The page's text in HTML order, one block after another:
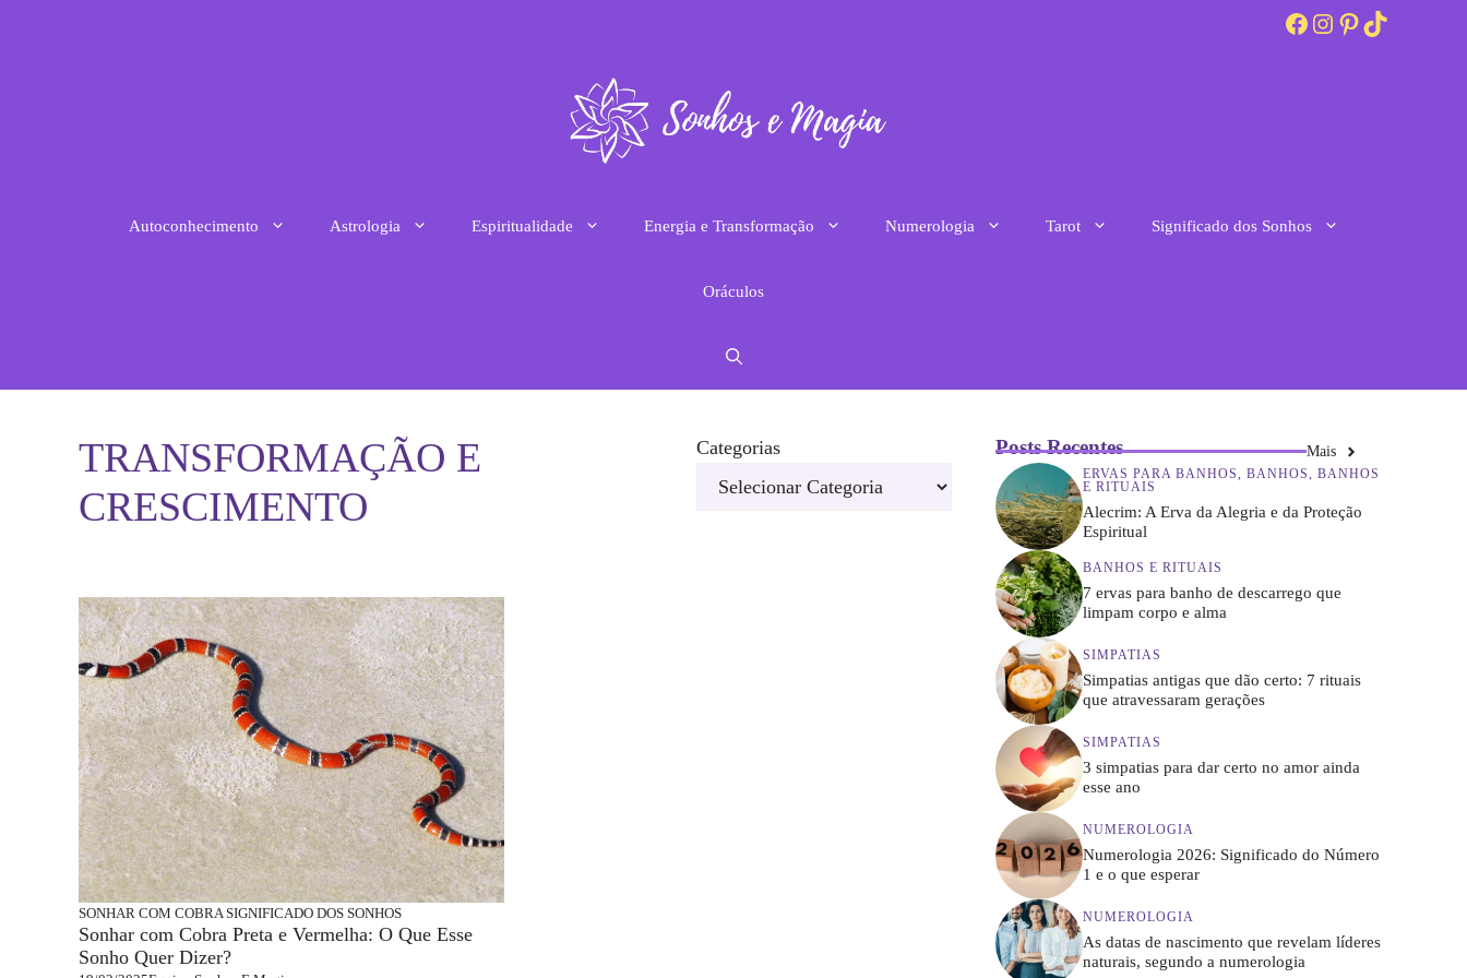
Facebook
Instagram
Pinterest
TikTok
Autoconhecimento Astrologia Espiritualidade Energia e Transformação Numerologia Tarot Significado dos Sonhos
Oráculos
TRANSFORMAÇÃO E
CRESCIMENTO
Categorias
SONHAR COM COBRA SIGNIFICADO DOS SONHOS
Sonhar com Cobra Preta e Vermelha: O Que Esse
Sonho Quer Dizer?
Posts Recentes Mais
ERVAS PARA BANHOS BANHOS
BANHOS
E RITUAIS
Alecrim: A Erva da Alegria e da Proteção
Espiritual
BANHOS E RITUAIS
7 ervas para banho de descarrego que
limpam corpo e alma
SIMPATIAS
Simpatias antigas que dão certo: 7 rituais
que atravessaram gerações
SIMPATIAS
3 simpatias para dar certo no amor ainda
esse ano
NUMEROLOGIA
Numerologia 2026: Significado do Número
1 e o que esperar
NUMEROLOGIA
As datas de nascimento que revelam líderes
naturais, segundo a numerologia